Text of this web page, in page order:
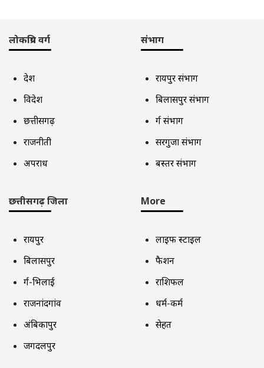
लोकप्रिय वर्ग
देश
विदेश
छत्तीसगढ़
राजनीती
अपराध
संभाग
रायपुर संभाग
बिलासपुर संभाग
दुर्ग संभाग
सरगुजा संभाग
बस्तर संभाग
छत्तीसगढ़ जिला
रायपुर
बिलासपुर
दुर्ग-भिलाई
राजनांदगांव
अंबिकापुर
जगदलपुर
More
लाइफ स्टाइल
फैशन
राशिफल
धर्म-कर्म
सेहत